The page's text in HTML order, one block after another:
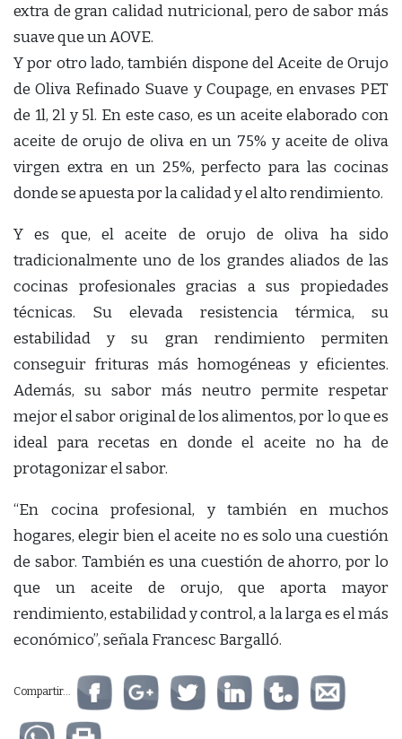
extra de gran calidad nutricional, pero de sabor más
suave que un AOVE.
Y por otro lado, también dispone del Aceite de Orujo
de Oliva Refinado Suave y Coupage, en envases PET
de 1l, 2l y 5l. En este caso, es un aceite elaborado con
aceite de orujo de oliva en un 75% y aceite de oliva
virgen extra en un 25%, perfecto para las cocinas
donde se apuesta por la calidad y el alto rendimiento.
Y es que, el aceite de orujo de oliva ha sido
tradicionalmente uno de los grandes aliados de las
cocinas profesionales gracias a sus propiedades
técnicas. Su elevada resistencia térmica, su
estabilidad y su gran rendimiento permiten
conseguir frituras más homogéneas y eficientes.
Además, su sabor más neutro permite respetar
mejor el sabor original de los alimentos, por lo que es
ideal para recetas en donde el aceite no ha de
protagonizar el sabor.
“En cocina profesional, y también en muchos
hogares, elegir bien el aceite no es solo una cuestión
de sabor. También es una cuestión de ahorro, por lo
que un aceite de orujo, que aporta mayor
rendimiento, estabilidad y control, a la larga es el más
económico”, señala Francesc Bargalló.
Compartir...